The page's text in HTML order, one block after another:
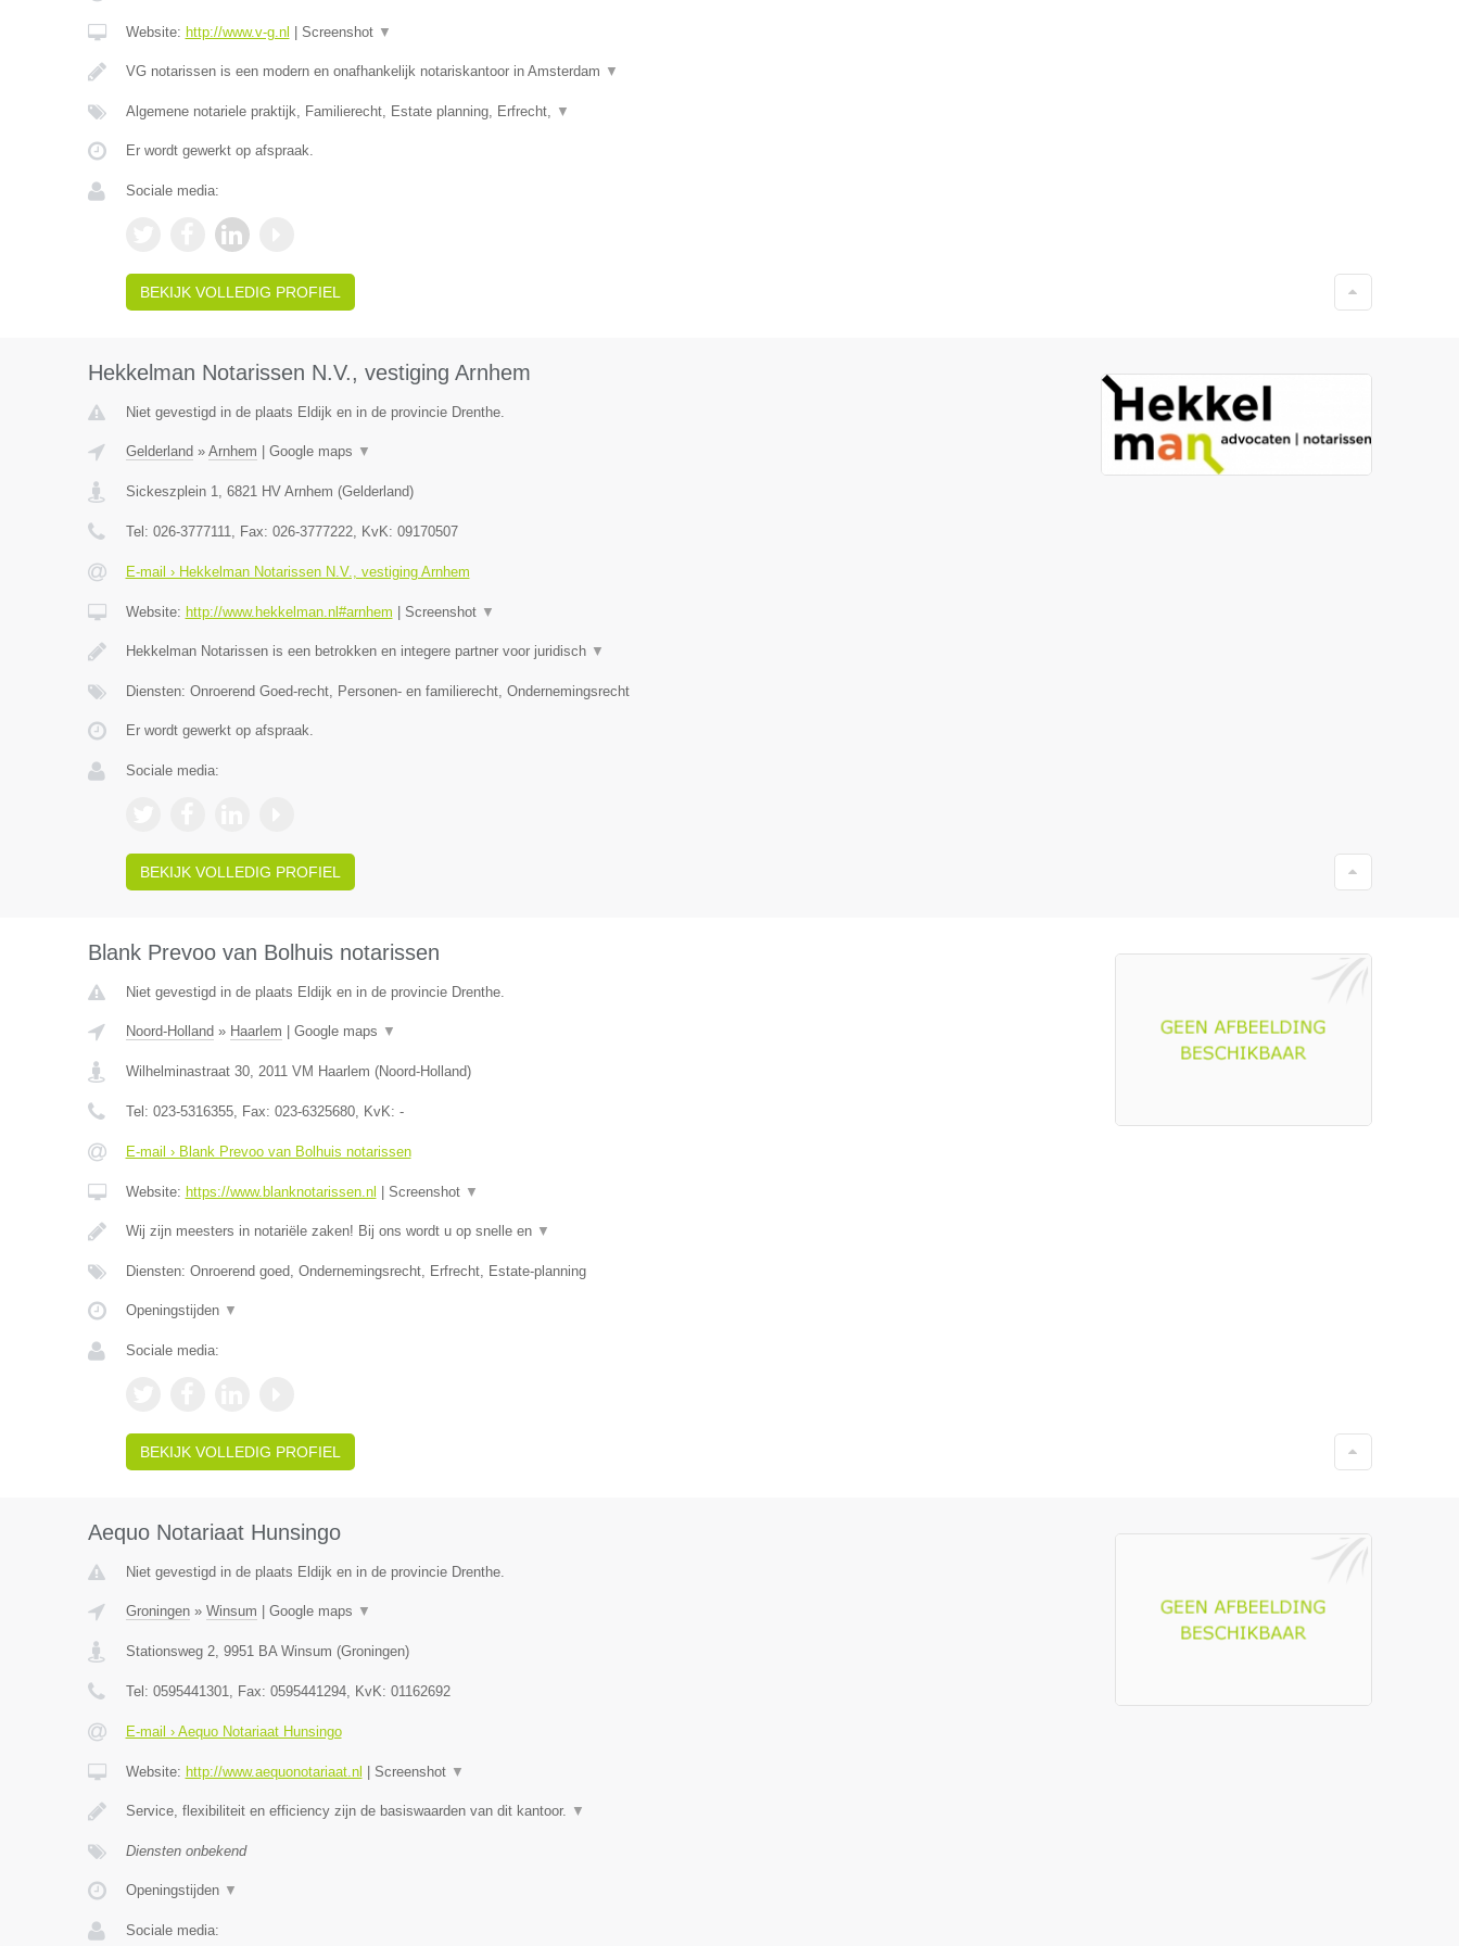
Website: http://www.v-g.nl Screenshot ▼
VG notarissen is een modern en onafhankelijk notariskantoor in Amsterdam ▼
Algemene notariele praktijk, Familierecht, Estate planning, Erfrecht, ▼
Er wordt gewerkt op afspraak.
Sociale media:
BEKIJK VOLLEDIG PROFIEL
Hekkelman Notarissen N.V., vestiging Arnhem
Niet gevestigd in de plaats Eldijk en in de provincie Drenthe.
Gelderland » Arnhem Google maps ▼
Sickeszplein 1, 6821 HV Arnhem (Gelderland)
Tel: 026-3777111, Fax: 026-3777222, KvK: 09170507
E-mail › Hekkelman Notarissen N.V., vestiging Arnhem
Website: http://www.hekkelman.nl#arnhem Screenshot ▼
Hekkelman Notarissen is een betrokken en integere partner voor juridisch ▼
Diensten: Onroerend Goed-recht, Personen- en familierecht, Ondernemingsrecht
Er wordt gewerkt op afspraak.
Sociale media:
BEKIJK VOLLEDIG PROFIEL
Blank Prevoo van Bolhuis notarissen
Niet gevestigd in de plaats Eldijk en in de provincie Drenthe.
Noord-Holland » Haarlem Google maps ▼
Wilhelminastraat 30, 2011 VM Haarlem (Noord-Holland)
Tel: 023-5316355, Fax: 023-6325680, KvK: -
E-mail › Blank Prevoo van Bolhuis notarissen
Website: https://www.blanknotarissen.nl Screenshot ▼
Wij zijn meesters in notariële zaken! Bij ons wordt u op snelle en ▼
Diensten: Onroerend goed, Ondernemingsrecht, Erfrecht, Estate-planning
Openingstijden ▼
Sociale media:
BEKIJK VOLLEDIG PROFIEL
Aequo Notariaat Hunsingo
Niet gevestigd in de plaats Eldijk en in de provincie Drenthe.
Groningen» Winsum Google maps ▼
Stationsweg 2, 9951 BA Winsum (Groningen)
Tel: 0595441301, Fax: 0595441294, KvK: 01162692
E-mail › Aequo Notariaat Hunsingo
Website: http://www.aequonotariaat.nl Screenshot ▼
Service, flexibiliteit en efficiency zijn de basiswaarden van dit kantoor. ▼
Diensten onbekend
Openingstijden ▼
Sociale media: